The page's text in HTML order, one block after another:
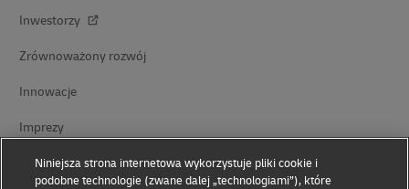
Inwestorzy
Zrównoważony rozwój
Innowacje
Imprezy
Współpraca w zakresie promowania marki
Niniejsza strona internetowa wykorzystuje pliki cookie i
podobne technologie (zwane dalej „technologiami”), które